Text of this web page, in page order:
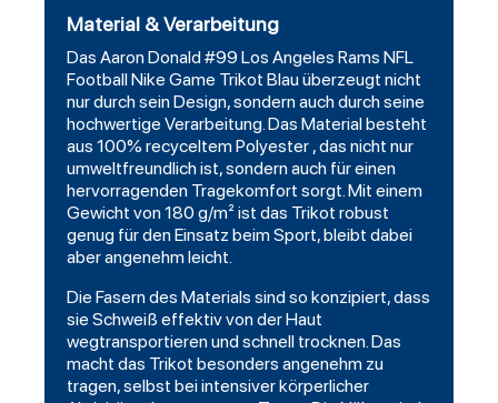
Material & Verarbeitung
Das Aaron Donald #99 Los Angeles Rams NFL
Football Nike Game Trikot Blau überzeugt nicht
nur durch sein Design, sondern auch durch seine
hochwertige Verarbeitung. Das Material besteht
aus 100% recyceltem Polyester , das nicht nur
umweltfreundlich ist, sondern auch für einen
hervorragenden Tragekomfort sorgt. Mit einem
Gewicht von 180 g/m² ist das Trikot robust
genug für den Einsatz beim Sport, bleibt dabei
aber angenehm leicht.
Die Fasern des Materials sind so konzipiert, dass
sie Schweiß effektiv von der Haut
wegtransportieren und schnell trocknen. Das
macht das Trikot besonders angenehm zu
tragen, selbst bei intensiver körperlicher